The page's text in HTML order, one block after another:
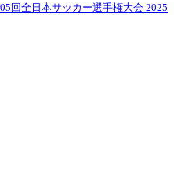
回全日本サッカー選手権大会 2025